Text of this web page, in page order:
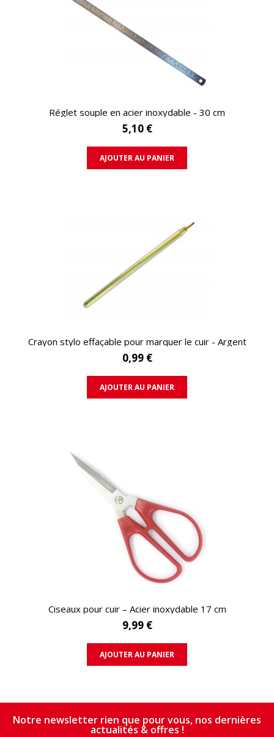
APERÇU RAPIDE
Réglet souple en acier inoxydable - 30 cm
5,10 €
AJOUTER AU PANIER
APERÇU RAPIDE
Crayon stylo effaçable pour marquer le cuir - Argent
0,99 €
AJOUTER AU PANIER
APERÇU RAPIDE
Ciseaux pour cuir – Acier inoxydable 17 cm
9,99 €
AJOUTER AU PANIER
Notre newsletter rien que pour vous, nos dernières
actualités & offres !